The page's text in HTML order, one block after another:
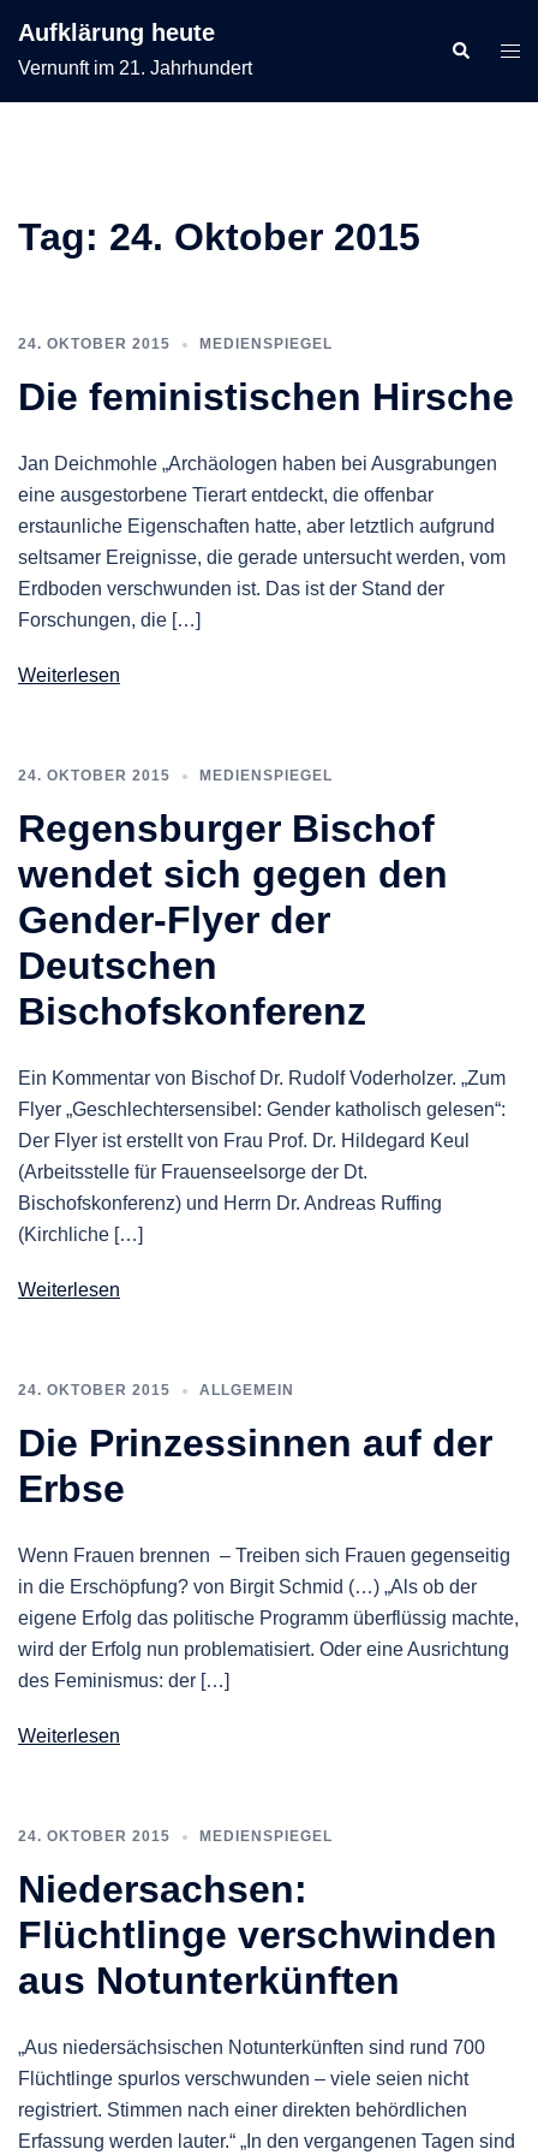
Inhalt
springen
Aufklärung heute
Vernunft im 21. Jahrhundert
Suche
Tag: 24. Oktober 2015
24. OKTOBER 2015 MEDIENSPIEGEL
Die feministischen Hirsche
Jan Deichmohle „Archäologen haben bei Ausgrabungen
eine ausgestorbene Tierart entdeckt, die offenbar
erstaunliche Eigenschaften hatte, aber letztlich aufgrund
seltsamer Ereignisse, die gerade untersucht werden, vom
Erdboden verschwunden ist. Das ist der Stand der
Forschungen, die […]
Weiterlesen
24. OKTOBER 2015 MEDIENSPIEGEL
Regensburger Bischof
wendet sich gegen den
Gender-Flyer der
Deutschen
Bischofskonferenz
Ein Kommentar von Bischof Dr. Rudolf Voderholzer. „Zum
Flyer „Geschlechtersensibel: Gender katholisch gelesen“:
Der Flyer ist erstellt von Frau Prof. Dr. Hildegard Keul
(Arbeitsstelle für Frauenseelsorge der Dt.
Bischofskonferenz) und Herrn Dr. Andreas Ruffing
(Kirchliche […]
Weiterlesen
24. OKTOBER 2015 ALLGEMEIN
Die Prinzessinnen auf der
Erbse
Wenn Frauen brennen – Treiben sich Frauen gegenseitig
in die Erschöpfung? von Birgit Schmid (…) „Als ob der
eigene Erfolg das politische Programm überflüssig machte,
wird der Erfolg nun problematisiert. Oder eine Ausrichtung
des Feminismus: der […]
Weiterlesen
24. OKTOBER 2015 MEDIENSPIEGEL
Niedersachsen:
Flüchtlinge verschwinden
aus Notunterkünften
„Aus niedersächsischen Notunterkünften sind rund 700
Flüchtlinge spurlos verschwunden – viele seien nicht
registriert. Stimmen nach einer direkten behördlichen
Erfassung werden lauter.“ „In den vergangenen Tagen sind